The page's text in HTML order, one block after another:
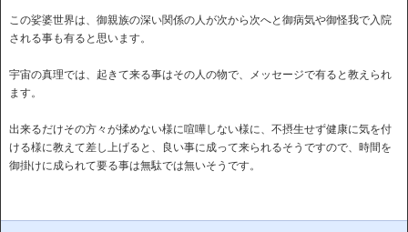
この娑婆世界は、御親族の深い関係の人が次から次へと御病気や御怪我で入院
される事も有ると思います。
宇宙の真理では、起きて来る事はその人の物で、メッセージで有ると教えられ
ます。
出来るだけその方々が揉めない様に喧嘩しない様に、不摂生せず健康に気を付
ける様に教えて差し上げると、良い事に成って来られるそうですので、時間を
御掛けに成られて要る事は無駄では無いそうです。